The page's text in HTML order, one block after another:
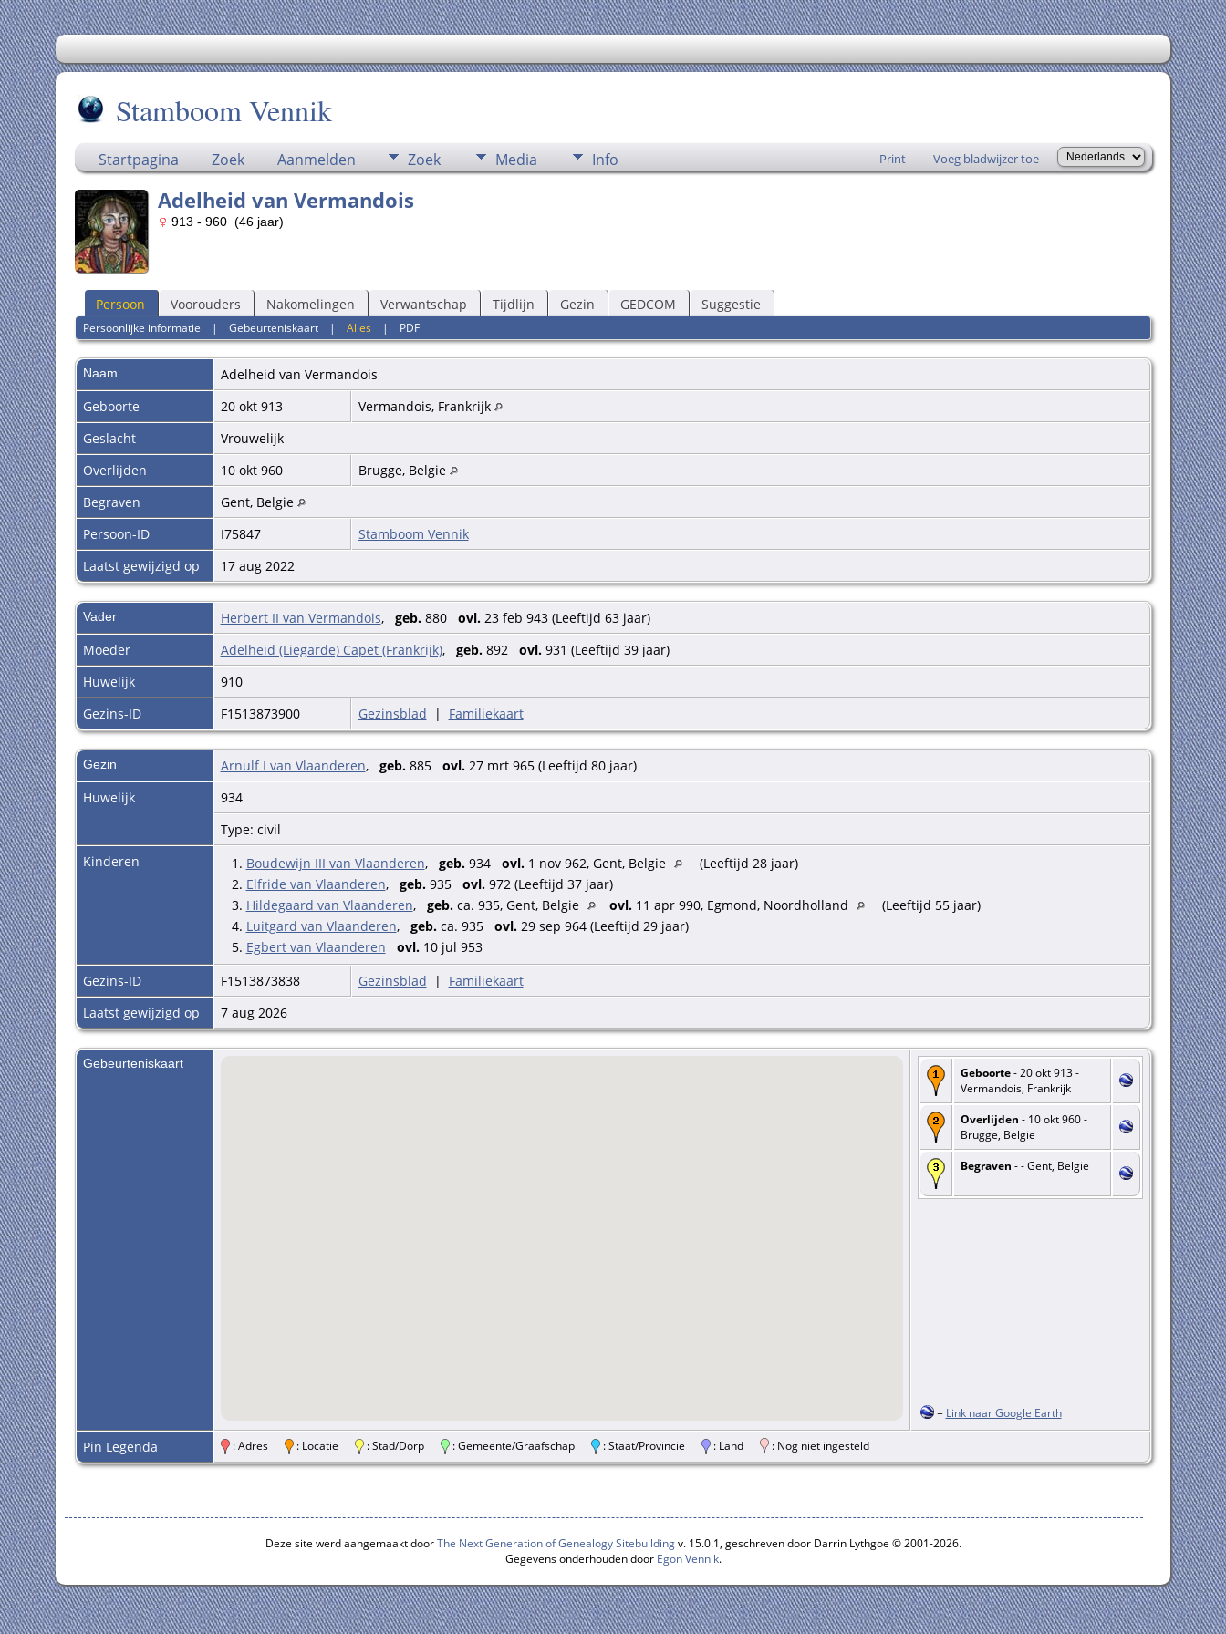
Stamboom Vennik
Startpagina Zoek Aanmelden Zoek Media Info Print Voeg bladwijzer toe
Adelheid van Vermandois
913 - 960 (46 jaar)
Persoon Voorouders Nakomelingen Verwantschap Tijdlijn Gezin GEDCOM Suggestie
Persoonlijke informatie | Gebeurteniskaart| Alles | PDF
Naam Adelheid van Vermandois
Geboorte
20 okt 913
Vermandois, Frankrijk
Geslacht
Vrouwelijk
Overlijden
10 okt 960
Brugge, Belgie
Begraven
Gent, Belgie
Persoon-ID
I75847
Stamboom Vennik
Laatst gewijzigd op
17 aug 2022
Vader Herbert II van Vermandois, geb.880 ovl.23 feb 943 (Leeftijd 63 jaar)
Moeder
Adelheid (Liegarde) Capet (Frankrijk), geb.892 ovl.931 (Leeftijd 39 jaar)
Huwelijk
910
Gezins-ID
F1513873900 Gezinsblad | Familiekaart
Gezin Arnulf I van Vlaanderen, geb.885 ovl.27 mrt 965 (Leeftijd 80 jaar)
Huwelijk
934
Type: civil
Kinderen
1. Boudewijn III van Vlaanderen, geb.934 ovl.1 nov 962, Gent, Belgie
(Leeftijd 28 jaar)
2. Elfride van Vlaanderen, geb.935 ovl.972 (Leeftijd 37 jaar)
3. Hildegaard van Vlaanderen, geb.ca. 935, Gent, Belgie ovl.11 apr 990, Egmond, Noordholland
(Leeftijd 55 jaar)
4. Luitgard van Vlaanderen, geb.ca. 935 ovl.29 sep 964 (Leeftijd 29 jaar)
5. Egbert van Vlaanderen ovl.10 jul 953
Gezins-ID
F1513873838 Gezinsblad | Familiekaart
Laatst gewijzigd op
7 aug 2026
Gebeurteniskaart
Geboorte- 20 okt 913 -
Vermandois, Frankrijk
Overlijden - 10 okt 960 -
Brugge, België
Begraven - - Gent, België
= Link naar Google Earth
Pin Legenda : Adres : Locatie : Stad/Dorp : Gemeente/Graafschap : Staat/Provincie : Land : Nog niet ingesteld
Deze site werd aangemaakt doorThe Next Generation of Genealogy Sitebuildingv. 15.0.1, geschreven door Darrin Lythgoe © 2001-2026.
Gegevens onderhouden door Egon Vennik.